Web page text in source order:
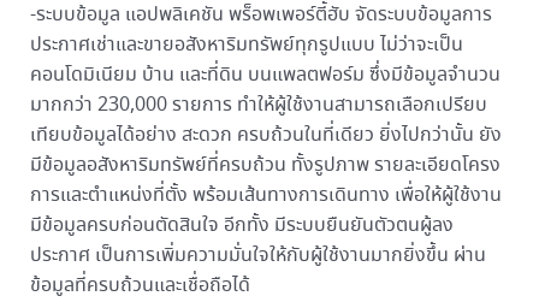
-ระบบข้อมูล แอปพลิเคชัน พร็อพเพอร์ตี้ฮับ จัดระบบข้อมูลการ
ประกาศเช่าและขายอสังหาริมทรัพย์ทุกรูปแบบ ไม่ว่าจะเป็น
คอนโดมิเนียม บ้าน และที่ดิน บนแพลตฟอร์ม ซึ่งมีข้อมูลจำนวน
มากกว่า 230,000 รายการ ทำให้ผู้ใช้งานสามารถเลือกเปรียบ
เทียบข้อมูลได้อย่าง สะดวก ครบถ้วนในที่เดียว ยิ่งไปกว่านั้น ยัง
มีข้อมูลอสังหาริมทรัพย์ที่ครบถ้วน ทั้งรูปภาพ รายละเอียดโครง
การและตําแหน่งที่ตั้ง พร้อมเส้นทางการเดินทาง เพื่อให้ผู้ใช้งาน
มีข้อมูลครบก่อนตัดสินใจ อีกทั้ง มีระบบยืนยันตัวตนผู้ลง
ประกาศ เป็นการเพิ่มความมั่นใจให้กับผู้ใช้งานมากยิ่งขึ้น ผ่าน
ข้อมูลที่ครบถ้วนและเชื่อถือได้